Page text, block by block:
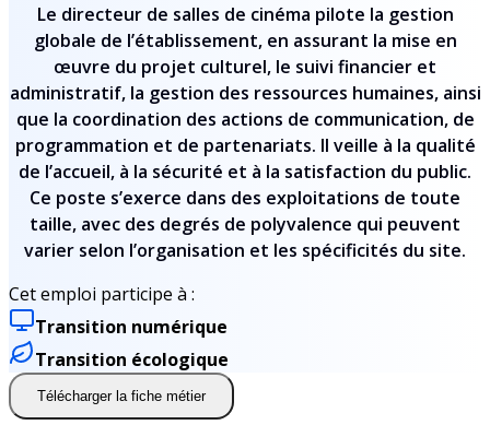
Le directeur de salles de cinéma pilote la gestion
globale de l’établissement, en assurant la mise en
œuvre du projet culturel, le suivi financier et
administratif, la gestion des ressources humaines, ainsi
que la coordination des actions de communication, de
programmation et de partenariats. Il veille à la qualité
de l’accueil, à la sécurité et à la satisfaction du public.
Ce poste s’exerce dans des exploitations de toute
taille, avec des degrés de polyvalence qui peuvent
varier selon l’organisation et les spécificités du site.
Cet emploi participe à :
Transition numérique
Transition écologique
Télécharger la fiche métier